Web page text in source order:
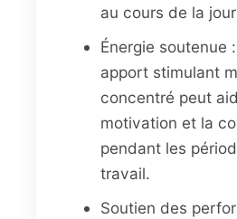
au cours de la
Énergie soutenue
apport stimulant
concentré peut
motivation et la
pendant les
travail.
Soutien des